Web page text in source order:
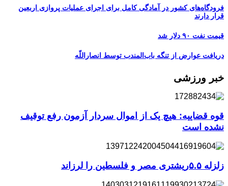
فرودگاه‌های کشور در آمادگی کامل برای اجرای عملیات پروازی اربعین
قرار دارند
قیمت نفت ۹۰ دلار شد
دریافت عوارض از تنگه باب‌المندب توسط انصاراللّه
خبر ورزشی
قوه قضاییه: هیچ یک از اموال سردار آزمون رفع توقیف
نشده است
زلزله ۵.۵ریشتری مصر و فلسطین را لرزاند